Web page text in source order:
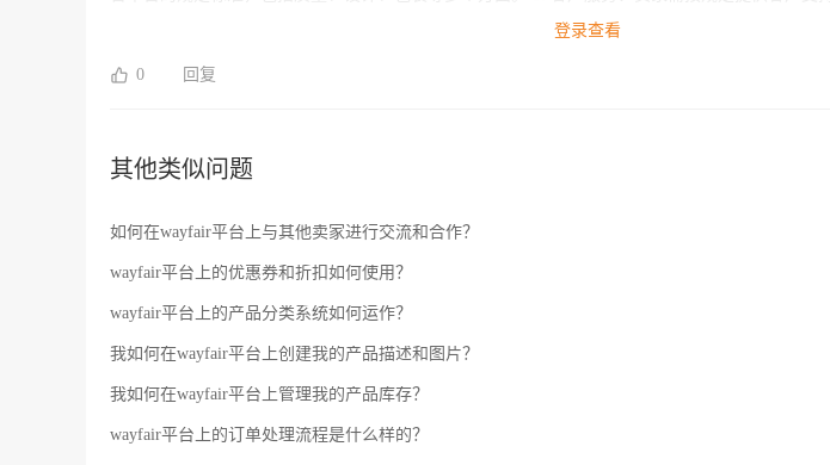
和学习最新政策，以确保自己能够在平台上保持良好的运营和发展。
登录查看
0 回复
其他类似问题
如何在wayfair平台上与其他卖家进行交流和合作？
wayfair平台上的优惠券和折扣如何使用？
wayfair平台上的产品分类系统如何运作？
我如何在wayfair平台上创建我的产品描述和图片？
我如何在wayfair平台上管理我的产品库存？
wayfair平台上的订单处理流程是什么样的？